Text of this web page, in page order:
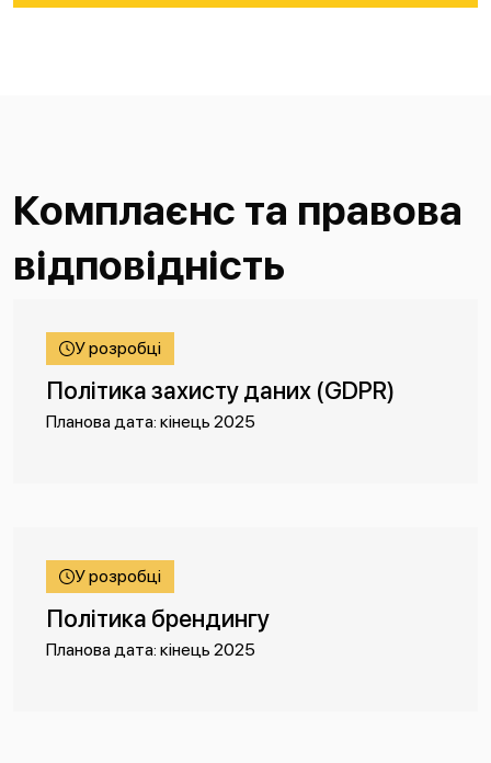
Комплаєнс та правова
відповідність
У розробці
Політика захисту даних (GDPR)
Планова дата: кінець 2025
У розробці
Політика брендингу
Планова дата: кінець 2025